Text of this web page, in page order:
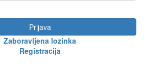
Prijava
Zaboravljena lozinka
Registracija